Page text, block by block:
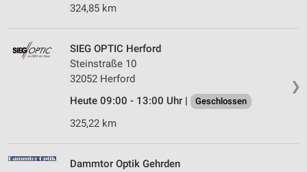
324,85 km
❯
SIEG OPTIC Herford
Steinstraße 10
32052 Herford
Heute 09:00 - 13:00 Uhr |
Geschlossen
325,22 km
Dammtor Optik Gehrden